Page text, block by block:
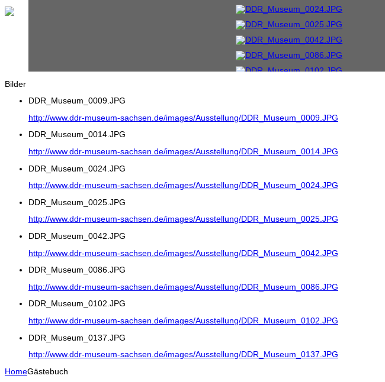
Bilder
DDR_Museum_0009.JPG
http://www.ddr-museum-sachsen.de/images/Ausstellung/DDR_Museum_0009.JPG
DDR_Museum_0014.JPG
http://www.ddr-museum-sachsen.de/images/Ausstellung/DDR_Museum_0014.JPG
DDR_Museum_0024.JPG
http://www.ddr-museum-sachsen.de/images/Ausstellung/DDR_Museum_0024.JPG
DDR_Museum_0025.JPG
http://www.ddr-museum-sachsen.de/images/Ausstellung/DDR_Museum_0025.JPG
DDR_Museum_0042.JPG
http://www.ddr-museum-sachsen.de/images/Ausstellung/DDR_Museum_0042.JPG
DDR_Museum_0086.JPG
http://www.ddr-museum-sachsen.de/images/Ausstellung/DDR_Museum_0086.JPG
DDR_Museum_0102.JPG
http://www.ddr-museum-sachsen.de/images/Ausstellung/DDR_Museum_0102.JPG
DDR_Museum_0137.JPG
http://www.ddr-museum-sachsen.de/images/Ausstellung/DDR_Museum_0137.JPG
HomeGästebuch